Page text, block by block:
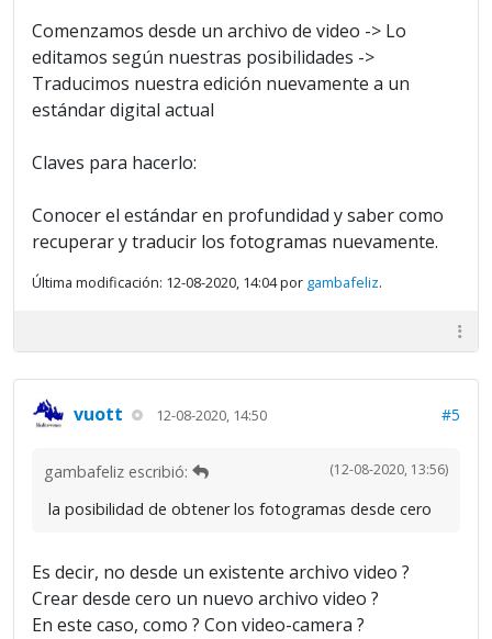
Comenzamos desde un archivo de video -> Lo
editamos según nuestras posibilidades ->
Traducimos nuestra edición nuevamente a un
estándar digital actual
Claves para hacerlo:
Conocer el estándar en profundidad y saber como
recuperar y traducir los fotogramas nuevamente.
Última modificación: 12-08-2020, 14:04 por gambafeliz.
vuott 12-08-2020, 14:50 #5
(12-08-2020, 13:56)
gambafeliz escribió:
la posibilidad de obtener los fotogramas desde cero
Es decir, no desde un existente archivo video ?
Crear desde cero un nuevo archivo video ?
En este caso, como ? Con video-camera ?